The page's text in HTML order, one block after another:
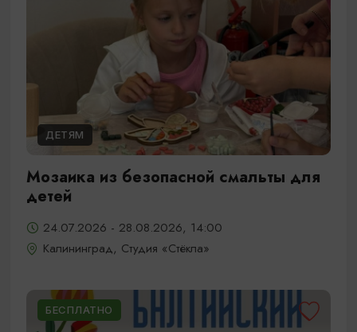
ДЕТЯМ
Мозаика из безопасной смальты для
детей
24.07.2026 - 28.08.2026, 14:00
Калининград, Студия «Стёкла»
БЕСПЛАТНО